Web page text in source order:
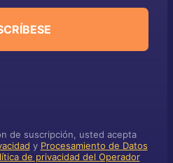
de suscripción, usted acepta
y Procesamiento de Datos
de privacidad del Operador